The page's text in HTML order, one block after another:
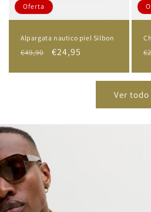
Oferta
Alpargata nautico piel Silbon
Precio
€49,90
Precio
€24,95
Ver todo